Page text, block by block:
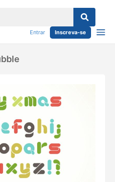
Entrar Inscreva-se